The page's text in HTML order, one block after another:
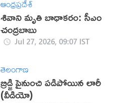
ఆంధ్రప్రదేశ్
శివాని మృతి బాధాకరం: సీఎం
చంద్రబాబు
Jul 27, 2026, 09:07 IST
తెలంగాణ
బ్రిడ్జి పైనుంచి పడిపోయిన లారీ
(వీడియో)